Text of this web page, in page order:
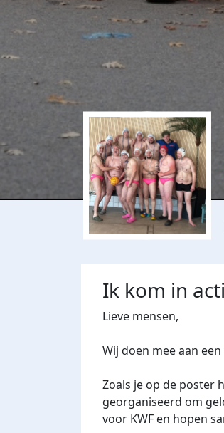
Ik kom in
Lieve mensen,
Wij doen mee aan
Zoals je op de poster
georganiseerd om
voor KWF en hopen